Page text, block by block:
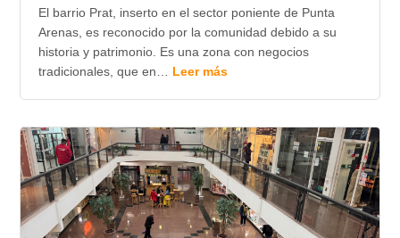
El barrio Prat, inserto en el sector poniente de Punta
Arenas, es reconocido por la comunidad debido a su
historia y patrimonio. Es una zona con negocios
tradicionales, que en… Leer más